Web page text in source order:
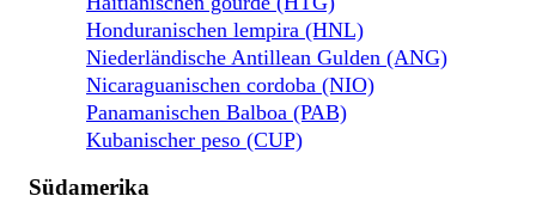
Honduranischen lempira (HNL)
Niederländische Antillean Gulden (ANG)
Nicaraguanischen cordoba (NIO)
Panamanischen Balboa (PAB)
Kubanischer peso (CUP)
Südamerika